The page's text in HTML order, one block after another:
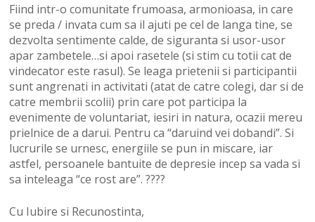
Fiind intr-o comunitate frumoasa, armonioasa, in care
se preda / invata cum sa il ajuti pe cel de langa tine, se
dezvolta sentimente calde, de siguranta si usor-usor
apar zambetele…si apoi rasetele (si stim cu totii cat de
vindecator este rasul). Se leaga prietenii si participantii
sunt angrenati in activitati (atat de catre colegi, dar si de
catre membrii scolii) prin care pot participa la
evenimente de voluntariat, iesiri in natura, ocazii mereu
prielnice de a darui. Pentru ca “daruind vei dobandi”. Si
lucrurile se urnesc, energiile se pun in miscare, iar
astfel, persoanele bantuite de depresie incep sa vada si
sa inteleaga “ce rost are”. ????
Cu Iubire si Recunostinta,